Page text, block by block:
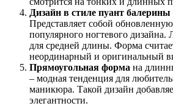
Дизайн в стиле пуант балерины
Представляет собой
популярного ногтевого дизайна.
для средней длины. Форма
неординарный и оригинальный
Прямоугольная форма на
– модная тенденция для
маникюра. Такой дизайн
элегантности.